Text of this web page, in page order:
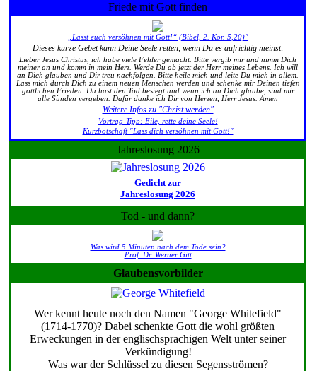
Friede mit Gott finden
„Lasst euch versöhnen mit Gott!“ (Bibel, 2. Kor. 5,20)"
Dieses kurze Gebet kann Deine Seele retten, wenn Du es aufrichtig meinst:
Lieber Jesus Christus, ich habe viele Fehler gemacht. Bitte vergib mir und nimm Dich
meiner an und komm in mein Herz. Werde Du ab jetzt der Herr meines Lebens. Ich will
an Dich glauben und Dir treu nachfolgen. Bitte heile mich und leite Du mich in allem.
Lass mich durch Dich zu einem neuen Menschen werden und schenke mir Deinen tiefen
göttlichen Frieden. Du hast den Tod besiegt und wenn ich an Dich glaube, sind mir
alle Sünden vergeben. Dafür danke ich Dir von Herzen, Herr Jesus. Amen
Weitere Infos zu "Christ werden"
Vortrag-Tipp: Eile, rette deine Seele!
Kurzbotschaft "Lass dich versöhnen mit Gott!"
Jahreslosung 2026
Gedicht zur
Jahreslosung 2026
Tod - und dann?
Was wird 5 Minuten nach dem Tode sein?
Prof. Dr. Werner Gitt
Glaubensvorbilder
Wer kennt heute noch den Namen "George Whitefield"
(1714-1770)? Dabei schenkte Gott die wohl größten
Erweckungen in der englischsprachigen Welt unter seiner
Verkündigung!
Was war der Schlüssel zu diesen Segensströmen?